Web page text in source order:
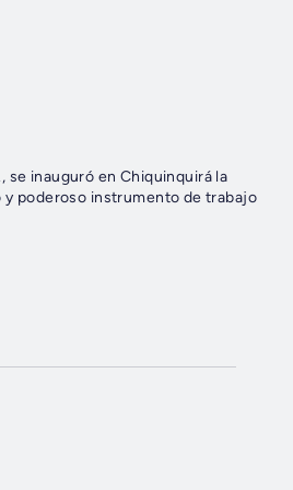
se inauguró en Chiquinquirá la
y poderoso instrumento de trabajo